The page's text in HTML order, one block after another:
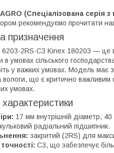
(Спеціалізована серія
рекомендуємо прочитати
призначення
2RS-C3 Kinex 180203 — це
в умовах сільського
у важких умовах. Модель має
вологи, що є критично важливим
умовах.
характеристики
17 мм внутрішній діаметр,
кульковий радіальний підшипник.
закритий (2RS) для
C3, що забезпечує